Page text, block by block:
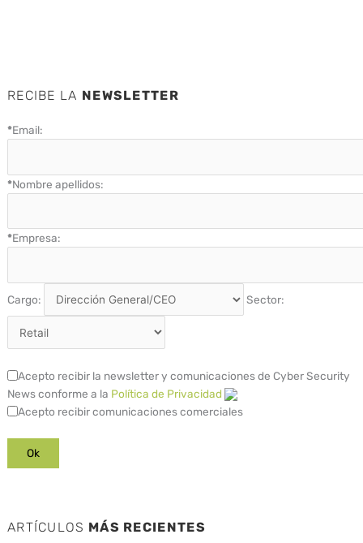
RECIBE LA NEWSLETTER
*Email:
*Nombre apellidos:
*Empresa:
Cargo: Sector:
Acepto recibir la newsletter y comunicaciones de Cyber Security
News conforme a la Política de Privacidad
Acepto recibir comunicaciones comerciales
ARTÍCULOS MÁS RECIENTES